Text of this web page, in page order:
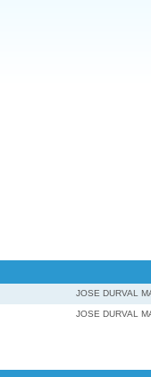
JOSE DURVAL
JOSE DURVAL